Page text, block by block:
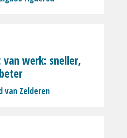
werk: sneller,
van Zelderen